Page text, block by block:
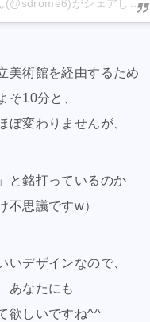
フモッティさん(@sdrome6)がシェアした投稿
美術館を経由するため
そ10分と、
ぼ変わりませんが、
と銘打っているのか
思議ですw）
いデザインなので、
あなたにも
欲しいですね^^